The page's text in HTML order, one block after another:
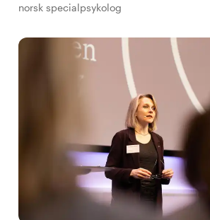
norsk specialpsykolog